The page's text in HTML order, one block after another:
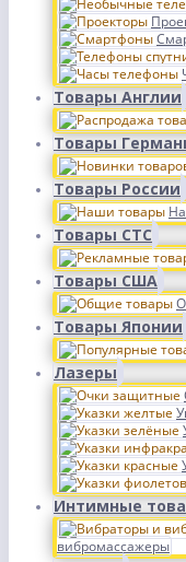
Товары Англии
Товары
Товары России
Товары СТС
Товары США
Товары Японии
Лазеры
Интимные
вибромассажеры